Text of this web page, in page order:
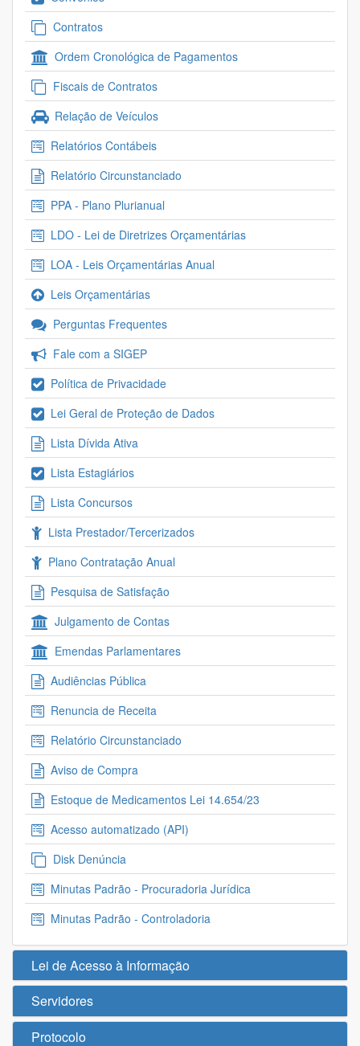
Contratos
Ordem Cronológica de Pagamentos
Fiscais de Contratos
Relação de Veículos
Relatórios Contábeis
Relatório Circunstanciado
PPA - Plano Plurianual
LDO - Lei de Diretrizes Orçamentárias
LOA - Leis Orçamentárias Anual
Leis Orçamentárias
Perguntas Frequentes
Fale com a SIGEP
Política de Privacidade
Lei Geral de Proteção de Dados
Lista Dívida Ativa
Lista Estagiários
Lista Concursos
Lista Prestador/Tercerizados
Plano Contratação Anual
Pesquisa de Satisfação
Julgamento de Contas
Emendas Parlamentares
Audiências Pública
Renuncia de Receita
Relatório Circunstanciado
Aviso de Compra
Estoque de Medicamentos Lei 14.654/23
Acesso automatizado (API)
Disk Denúncia
Minutas Padrão - Procuradoria Jurídica
Minutas Padrão - Controladoria
Lei de Acesso à Informação
Servidores
Protocolo